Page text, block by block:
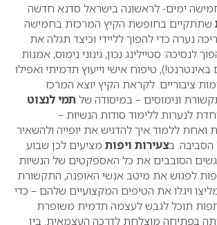
ימים- לראשונה בישראל סדנא חדשה
שתתקיים בחופשת הקיץ המרכזת בחמישה
נערה כדי להפוך לליידי וכיצד תגלה את
לנסיכה: סטיילינג נכון, גינוני נימוס, אמנות
טיפוח אישי וייעוץ תדמיתי ואפילו
ציבוריים. לקראת הקיץ יוצא המרכז
ונימוסים – במיסודה של תמי לנצוט
לנערות ללימוד סודות הנשיות –
ללמוד איך להדגיש את יופייה ולהשאיר
הסביבה. בצעירות ויפות מציעים לכן שבוע
הסובבים את כל האספקטים של הנשיות
לפגוש את מיטב אנשי האופנה, התקשורת
ויגלו את הטיפים המקצועיים שלהם – כדי
תוכל לגבש לעצמה תדמית משופרת
בפתיחה מוצלחת לדרכה העצמאית. בין